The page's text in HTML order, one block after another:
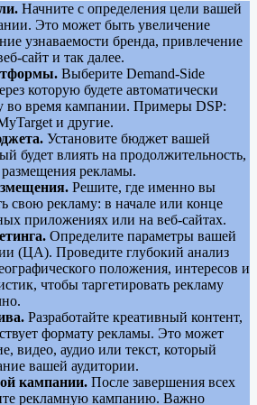
Начните с определения цели вашей
Это может быть увеличение
узнаваемости бренда, привлечение
сайт и так далее.
Выберите Demand-Side
которую будете автоматически
во время кампании. Примеры DSP:
и другие.
Установите бюджет вашей
будет влиять на продолжительность,
рекламы.
Решите, где именно вы
свою рекламу: в начале или конце
приложениях или на веб-сайтах.
Определите параметры вашей
(ЦА). Проведите глубокий анализ
положения, интересов и
чтобы таргетировать рекламу
Разработайте креативный контент,
формату рекламы. Это может
видео, аудио или текст, который
вашей аудитории.
кампании. После завершения всех
рекламную кампанию. Важно